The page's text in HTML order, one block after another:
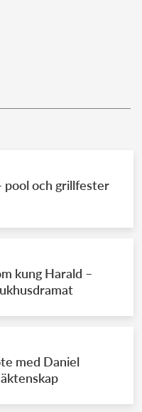
pool och grillfester
kung Harald –
med Daniel